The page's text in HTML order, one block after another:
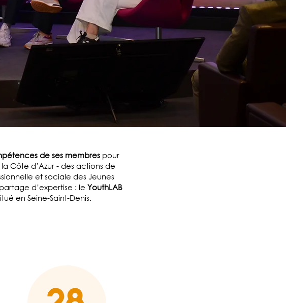
de ses membres pour
Côte d’Azur - des actions de
et sociale des Jeunes
d’expertise : le YouthLAB
en Seine-Saint-Denis.